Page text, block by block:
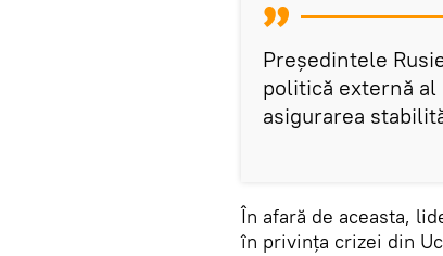
Președintele
politică externă al
asigurarea
În afară de aceasta,
în privința crizei din